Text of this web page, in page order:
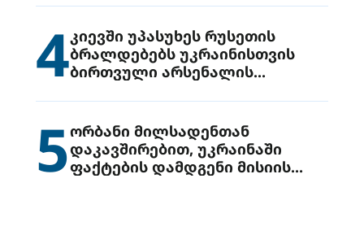
4კიევში უპასუხეს რუსეთის
ბრალდებებს უკრაინისთვის
ბირთვული არსენალის
5ორბანი მილსადენთან
დაკავშირებით, უკრაინაში
ფაქტების დამდგენი მისიის